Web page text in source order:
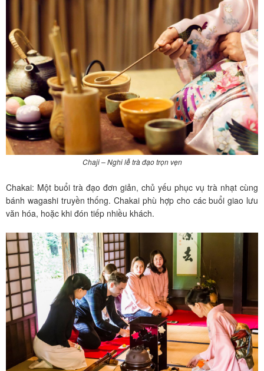
Chaji – Nghi lễ trà đạo trọn vẹn
Chakai: Một buổi trà đạo đơn giản, chủ yếu phục vụ trà nhạt cùng
bánh wagashi truyền thống. Chakai phù hợp cho các buổi giao lưu
văn hóa, hoặc khi đón tiếp nhiều khách.